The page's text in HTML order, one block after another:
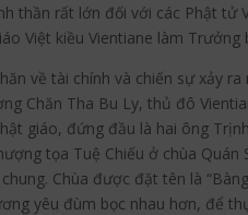
thần rất lớn đối với các Phật tử
Việt kiều Vientiane làm Trưởng
về tài chính và chiến sự xảy
Chăn Tha Bu Ly, thủ đô
giáo, đứng đầu là hai ông
tọa Tuệ Chiếu ở chùa Quán
Chùa được đặt tên là
yêu đùm bọc nhau hơn, để